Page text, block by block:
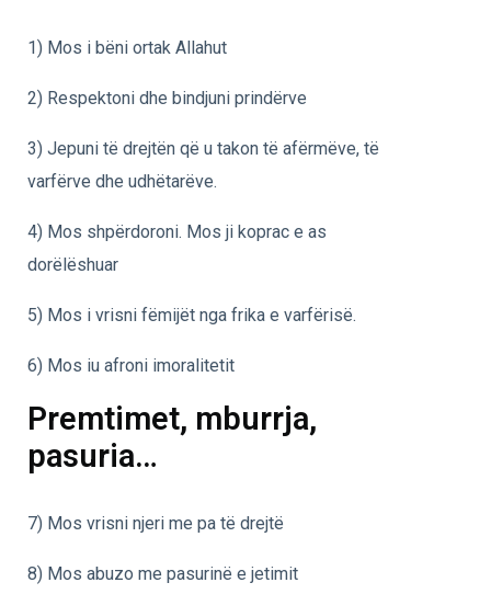
1) Mos i bëni ortak Allahut
2) Respektoni dhe bindjuni prindërve
3) Jepuni të drejtën që u takon të afërmëve, të
varfërve dhe udhëtarëve.
4) Mos shpërdoroni. Mos ji koprac e as
dorëlëshuar
5) Mos i vrisni fëmijët nga frika e varfërisë.
6) Mos iu afroni imoralitetit
Premtimet, mburrja,
pasuria…
7) Mos vrisni njeri me pa të drejtë
8) Mos abuzo me pasurinë e jetimit